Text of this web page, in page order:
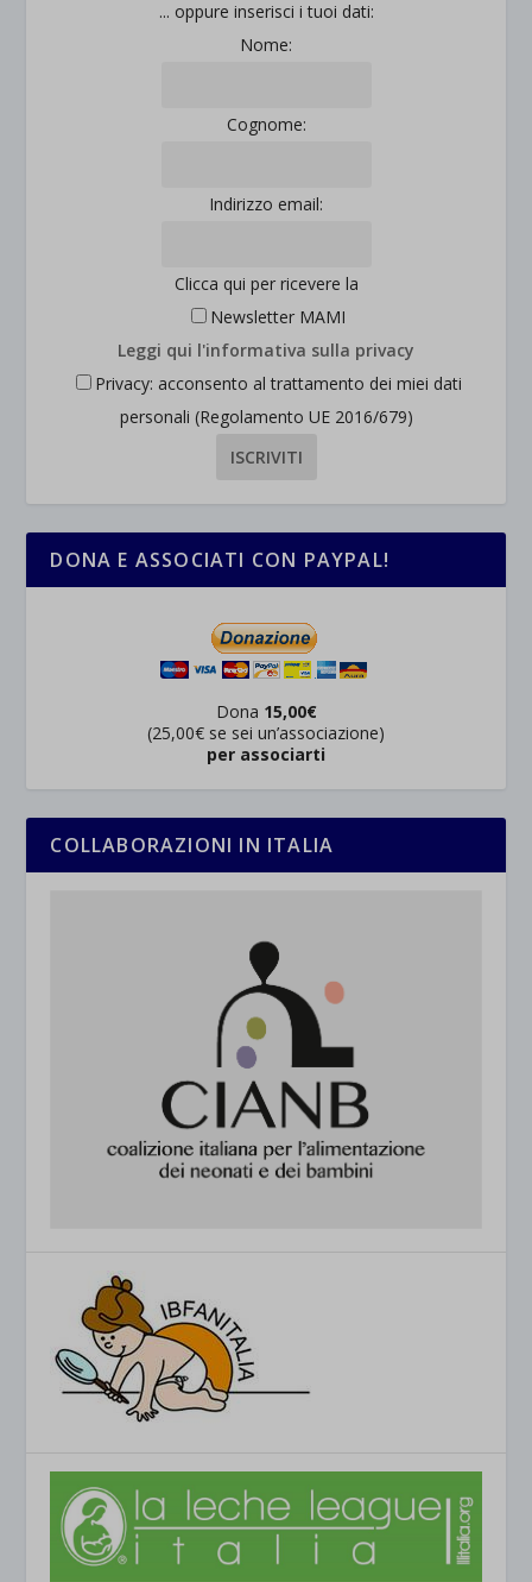
... oppure inserisci i tuoi dati:
Nome:
Cognome:
Indirizzo email:
Clicca qui per ricevere la
Newsletter MAMI
Leggi qui l'informativa sulla privacy
Privacy: acconsento al trattamento dei miei dati
personali (Regolamento UE 2016/679)
DONA E ASSOCIATI CON PAYPAL!
Dona 15,00€
(25,00€ se sei un’associazione)
per associarti
COLLABORAZIONI IN ITALIA